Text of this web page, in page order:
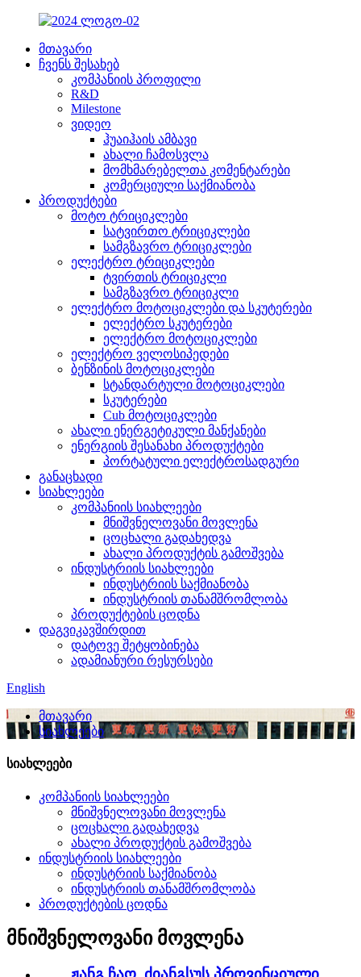
მთავარი
ჩვენს შესახებ
კომპანიის პროფილი
R&D
Milestone
ვიდეო
ჰუაიჰაის ამბავი
ახალი ჩამოსვლა
მომხმარებელთა კომენტარები
კომერციული საქმიანობა
პროდუქტები
მოტო ტრიციკლები
სატვირთო ტრიციკლები
სამგზავრო ტრიციკლები
ელექტრო ტრიციკლები
ტვირთის ტრიციკლი
სამგზავრო ტრიციკლი
ელექტრო მოტოციკლები და სკუტერები
ელექტრო სკუტერები
ელექტრო მოტოციკლები
ელექტრო ველოსიპედები
ბენზინის მოტოციკლები
სტანდარტული მოტოციკლები
სკუტერები
Cub მოტოციკლები
ახალი ენერგეტიკული მანქანები
ენერგიის შესანახი პროდუქტები
პორტატული ელექტროსადგური
განაცხადი
სიახლეები
კომპანიის სიახლეები
მნიშვნელოვანი მოვლენა
ცოცხალი გადახედვა
ახალი პროდუქტის გამოშვება
ინდუსტრიის სიახლეები
ინდუსტრიის საქმიანობა
ინდუსტრიის თანამშრომლობა
პროდუქტების ცოდნა
დაგვიკავშირდით
დატოვე შეტყობინება
ადამიანური რესურსები
English
მთავარი
სიახლეები
სიახლეები
კომპანიის სიახლეები
მნიშვნელოვანი მოვლენა
ცოცხალი გადახედვა
ახალი პროდუქტის გამოშვება
ინდუსტრიის სიახლეები
ინდუსტრიის საქმიანობა
ინდუსტრიის თანამშრომლობა
პროდუქტების ცოდნა
მნიშვნელოვანი მოვლენა